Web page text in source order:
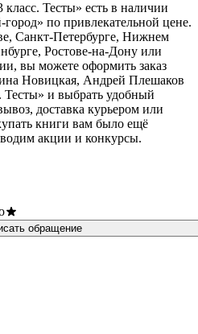
Тесты» есть в наличии
по привлекательной цене.
Санкт-Петербурге, Нижнем
Ростове-на-Дону или
вы можете оформить заказ
Новицкая, Андрей Плешаков
и выбрать удобный
доставка курьером или
книги вам было ещё
акции и конкурсы.
обращение